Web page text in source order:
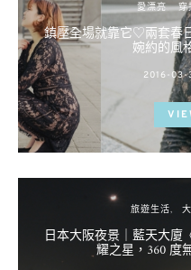
愛漂亮 穿
鎮壓全場就靠它♡兩套春
婉約的風
POSTED
2016-03-
旅遊生活
日本大阪夜景｜藍天大廈
耀之星，360 度